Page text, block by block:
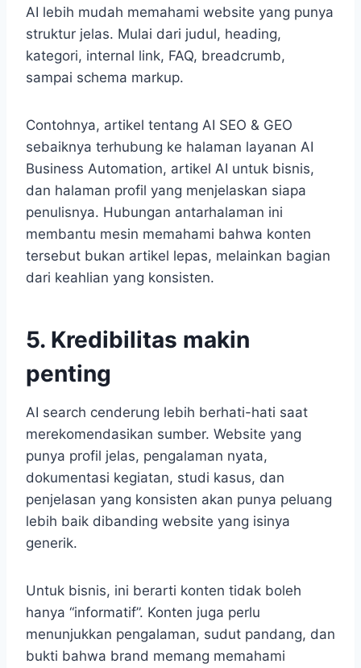
AI lebih mudah memahami website yang punya
struktur jelas. Mulai dari judul, heading,
kategori, internal link, FAQ, breadcrumb,
sampai schema markup.
Contohnya, artikel tentang AI SEO & GEO
sebaiknya terhubung ke halaman layanan AI
Business Automation, artikel AI untuk bisnis,
dan halaman profil yang menjelaskan siapa
penulisnya. Hubungan antarhalaman ini
membantu mesin memahami bahwa konten
tersebut bukan artikel lepas, melainkan bagian
dari keahlian yang konsisten.
5. Kredibilitas makin
penting
AI search cenderung lebih berhati-hati saat
merekomendasikan sumber. Website yang
punya profil jelas, pengalaman nyata,
dokumentasi kegiatan, studi kasus, dan
penjelasan yang konsisten akan punya peluang
lebih baik dibanding website yang isinya
generik.
Untuk bisnis, ini berarti konten tidak boleh
hanya “informatif”. Konten juga perlu
menunjukkan pengalaman, sudut pandang, dan
bukti bahwa brand memang memahami